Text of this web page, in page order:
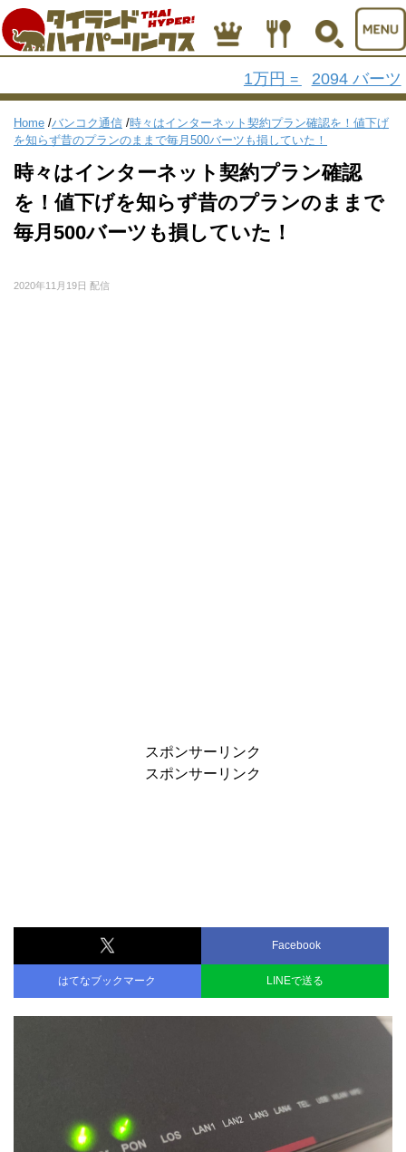
1万円 = 2094 バーツ
Home /バンコク通信 /時々はインターネット契約プラン確認を！値下げ
を知らず昔のプランのままで毎月500バーツも損していた！
時々はインターネット契約プラン確認
を！値下げを知らず昔のプランのままで
毎月500バーツも損していた！
2020年11月19日 配信
スポンサーリンク
スポンサーリンク
Facebook
はてなブックマーク LINEで送る